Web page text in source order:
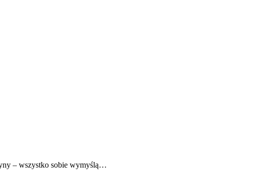
– wszystko sobie wymyślą…